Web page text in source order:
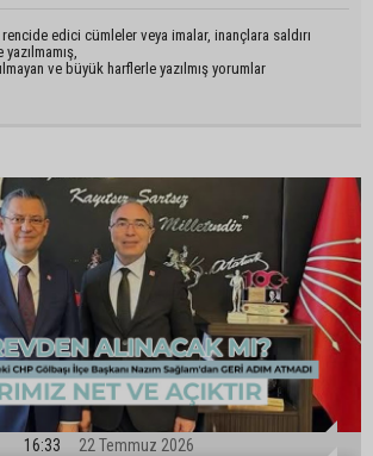
edici cümleler veya imalar, inançlara saldırı
ve büyük harflerle yazılmış yorumlar
16:33 22 Temmuz 2026